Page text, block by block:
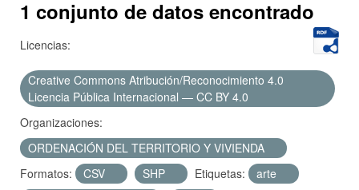
1 conjunto de datos encontrado
Licencias:
Creative Commons Atribución/Reconocimiento 4.0
Licencia Pública Internacional — CC BY 4.0
Organizaciones:
ORDENACIÓN DEL TERRITORIO Y VIVIENDA
Formatos:
CSV SHP Etiquetas:
arte